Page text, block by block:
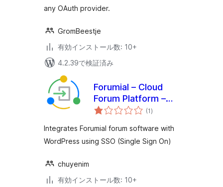
any OAuth provider.
GromBeestje
有効インストール数: 10+
4.2.39で検証済み
Forumial – Cloud
Forum Platform –
SSO
(1個
の
価
)
Integrates Forumial forum software with
WordPress using SSO (Single Sign On)
chuyenim
有効インストール数: 10+